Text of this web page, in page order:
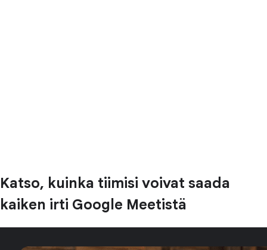
Katso, kuinka tiimisi voivat saada
kaiken irti Google Meetistä